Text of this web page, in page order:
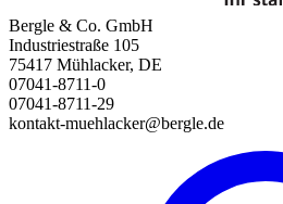
Bergle & Co. GmbH
Industriestraße 105
75417 Mühlacker, DE
07041-8711-0
07041-8711-29
kontakt-muehlacker@bergle.de